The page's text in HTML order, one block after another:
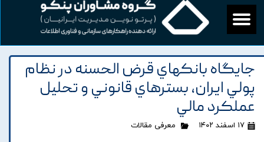
جايگاه بانکهاي قرض الحسنه در نظام
پولي ايران، بسترهاي قانوني و تحليل
عملکرد مالي
۱۷ اسفند ۱۴۰۲ معرفی مقالات